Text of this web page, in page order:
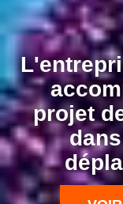
projet